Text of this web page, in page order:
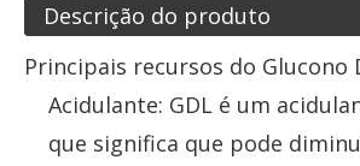
Descrição do produto
Principais recursos do Glucono
Acidulante: GDL é um
que significa que pode